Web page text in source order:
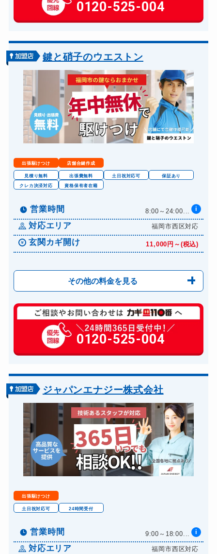
14,300円～(税込)
車カギ開け 13,200円～(税込)
バイクカギ作成
金庫カギ開け 14,300円～(税込)
0120-525-004
鍵と硝子のウエストン
出張駆けつけ 店舗合鍵作成
見積り無料 出張費無料 土日祝対応可
保証あり
クレカ決済対応
資格保有者在籍
営業時間 8:00～24:00... i
対応エリア 福岡市西区対応
玄関カギ開け 11,000円～(税込)
その他の料金を見る
玄関カギ開け 11,000円～(税込)
玄関カギ修理 6,600円～(税込)
玄関カギ交換 14,300円～(税込)
バイクカギ開け 13,200円～(税込)
バイクカギ作成 16,500円～(税込)
スーツケースカギ開け 8,800円～(税込)
金庫カギ開け 14,300円～(税込)
ロッカーカギ開け 8,800円～(税込)
ドアノブカギ開け 10,780円～(税込)
0120-525-004
ジャパンエナジー株式会社
出張駆けつけ
土日祝対応可 24時間受付
営業時間 9:00～18:00... i
対応エリア 福岡市西区対応